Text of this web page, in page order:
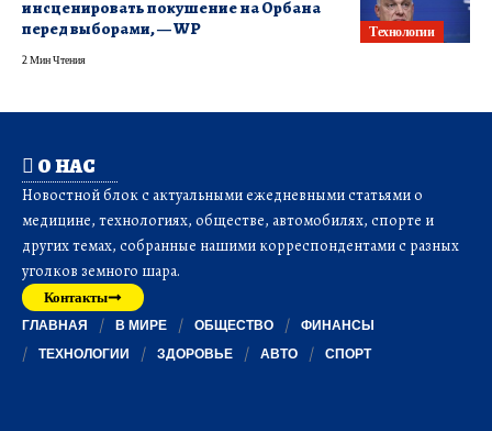
Технологии
инсценировать покушение на Орбана
перед выборами, — WP
2 Мин Чтения
О НАС
Новостной блок с актуальными ежедневными статьями о
медицине, технологиях, обществе, автомобилях, спорте и
других темах, собранные нашими корреспондентами с разных
уголков земного шара.
Контакты
ГЛАВНАЯ В МИРЕ ОБЩЕСТВО
ФИНАНСЫ
ТЕХНОЛОГИИ
ЗДОРОВЬЕ АВТО СПОРТ